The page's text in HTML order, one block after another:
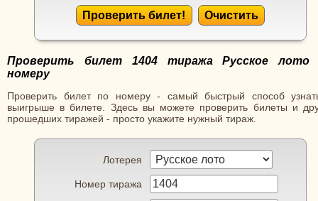
Проверить билет! Очистить
Проверить билет 1404 тиража Русское лото
номеру
Проверить билет по номеру - самый быстрый способ
выигрыше в билете. Здесь вы можете проверить билеты и
прошедших тиражей - просто укажите нужный тираж.
Лотерея
Номер тиража